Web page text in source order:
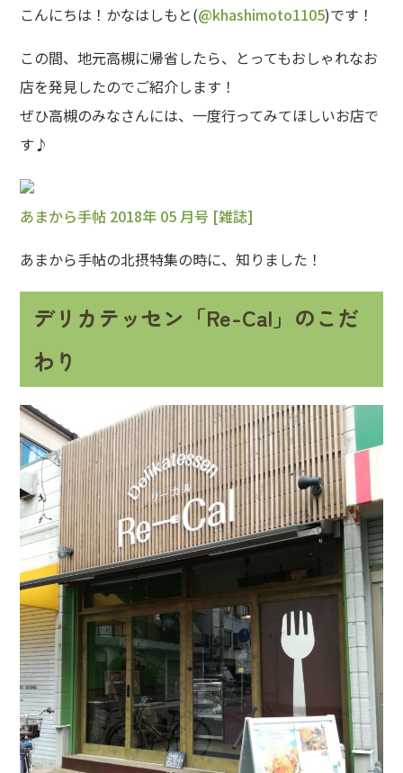
こんにちは！かなはしもと(@khashimoto1105)です！
この間、地元高槻に帰省したら、とってもおしゃれなお
店を発見したのでご紹介します！
ぜひ高槻のみなさんには、一度行ってみてほしいお店で
す♪
あまから手帖 2018年 05 月号 [雑誌]
あまから手帖の北摂特集の時に、知りました！
デリカテッセン「Re-Cal」のこだ
わり